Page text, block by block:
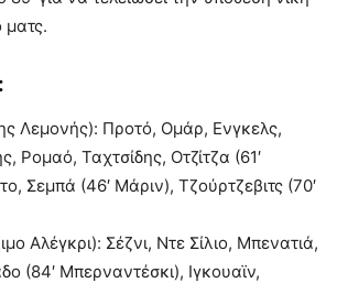
ματς.
Λεμονής): Προτό, Ομάρ, Ενγκελς,
Ρομαό, Ταχτσίδης, Οτζίτζα (61′
Σεμπά (46′ Μάριν), Τζούρτζεβιτς (70′
Αλέγκρι): Σέζνι, Ντε Σίλιο, Μπενατιά,
(84′ Μπερναντέσκι), Ιγκουαϊν,